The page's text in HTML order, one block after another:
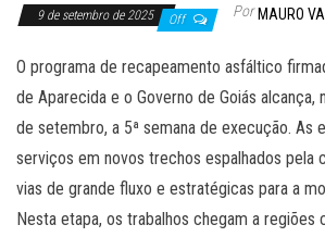
9 de setembro de 2025 Off Por MAURO
O programa de recapeamento asfáltico
de Aparecida e o Governo de Goiás alcança,
de setembro, a 5ª semana de execução. As
serviços em novos trechos espalhados pela
vias de grande fluxo e estratégicas para a
Nesta etapa, os trabalhos chegam a regiões